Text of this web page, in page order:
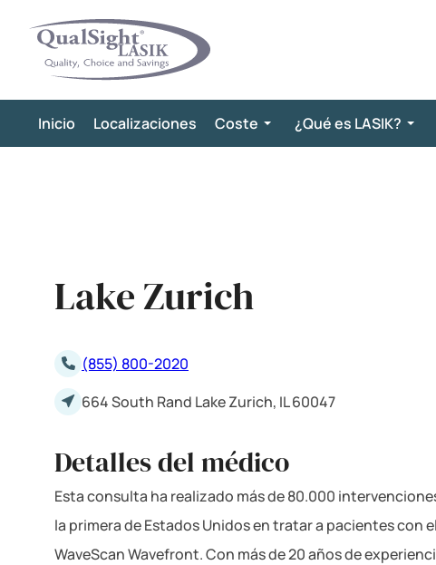
contenido
Inicio Localizaciones Coste ¿Qué es LASIK?
Lake Zurich
(855) 800-2020
664 South Rand Lake Zurich, IL 60047
Detalles del médico
Esta consulta ha realizado más de 80.000
la primera de Estados Unidos en tratar a pacientes con
WaveScan Wavefront. Con más de 20 años de